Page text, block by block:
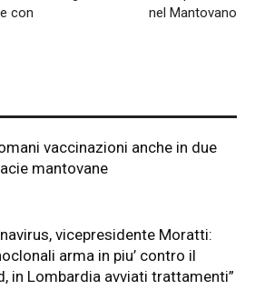
con
nel Mantovano
vaccinazioni anche in due
mantovane
vicepresidente Moratti:
arma in piu’ contro il
in Lombardia avviati trattamenti”